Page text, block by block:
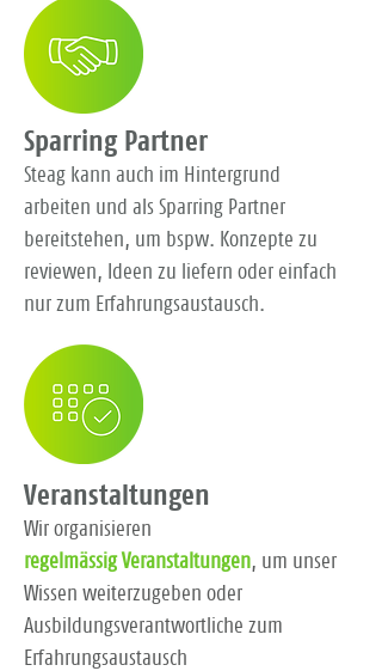
Sparring Partner
Steag kann auch im Hintergrund
arbeiten und als Sparring Partner
bereitstehen, um bspw. Konzepte zu
reviewen, Ideen zu liefern oder einfach
nur zum Erfahrungsaustausch.
Veranstaltungen
Wir organisieren
regelmässig Veranstaltungen, um unser
Wissen weiterzugeben oder
Ausbildungsverantwortliche zum
Erfahrungsaustausch